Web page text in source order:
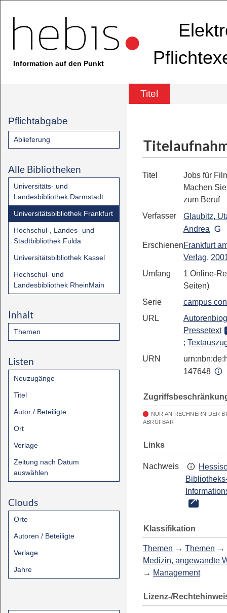
Information auf den Punkt
Titel
Pflichtabgabe
Ablieferung
Alle Bibliotheken
Universitäts- und
Landesbibliothek Darmstadt
Universitätsbibliothek Frankfurt
Hochschul-, Landes- und
Stadtbibliothek Fulda
Universitätsbibliothek Kassel
Hochschul- und
Landesbibliothek RheinMain
Inhalt
Themen
Listen
Neuzugänge
Titel
Autor / Beteiligte
Ort
Verlage
Zeitung nach Datum
auswählen
Clouds
Orte
Autoren / Beteiligte
Verlage
Jahre
Titel
Jobs für
Machen
zum Beruf
Verfasser
Glaubitz,
Andrea
ErschienenFrankfurt
Verlag,
Umfang
1 Online-
Seiten)
Serie
campus
URL
Pressetext
;
URN
147648
NUR AN RECHNERN DER
ABRUFBAR
Links
Nachweis
Klassifikation
Themen → Themen →
Medizin, angewandte
→ Management
Lizenz-/